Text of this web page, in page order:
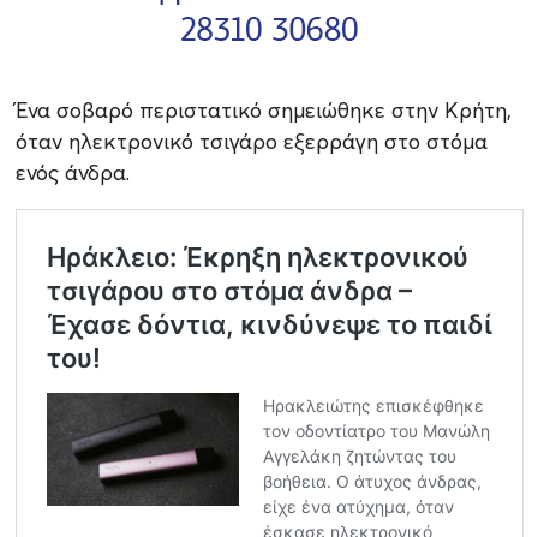
Ένα σοβαρό περιστατικό σημειώθηκε στην Κρήτη,
όταν ηλεκτρονικό τσιγάρο εξερράγη στο στόμα
ενός άνδρα.